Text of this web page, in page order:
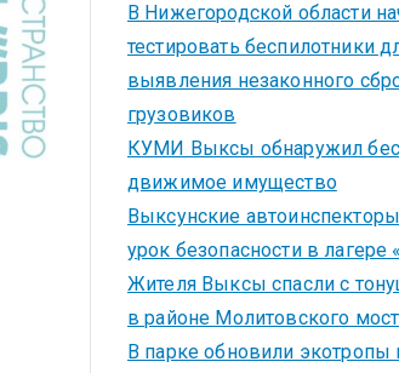
В Нижегородской области
тестировать беспилотники
выявления незаконного
грузовиков
КУМИ Выксы обнаружил
движимое имущество
Выксунские
урок безопасности в лагере
Жителя Выксы спасли с
в районе Молитовского
В парке обновили экотропы